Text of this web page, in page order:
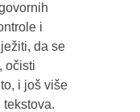
i
da se
očisti
i još više